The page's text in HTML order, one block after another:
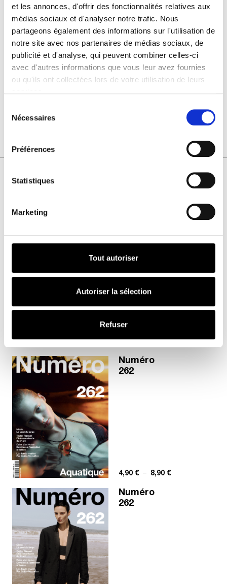
et les annonces, d'offrir des fonctionnalités relatives aux
médias sociaux et d'analyser notre trafic. Nous
partageons également des informations sur l'utilisation de
notre site avec nos partenaires de médias sociaux, de
publicité et d'analyse, qui peuvent combiner celles-ci
avec d'autres informations que vous leur avez fournies
ou qu'ils ont collectées lors de votre utilisation de leurs
consentement
Nécessaires
Préférences
Statistiques
Marketing
Tout autoriser
Autoriser la sélection
Refuser
À partir de 4.99€
Numéro
Abonnement papier
et/ou digital
JE M'ABONNE !
4,90€ – 8,90€Plage de prix :
Numéro
262
4,90 € – 8,90 €Plage de prix :
Numéro
262